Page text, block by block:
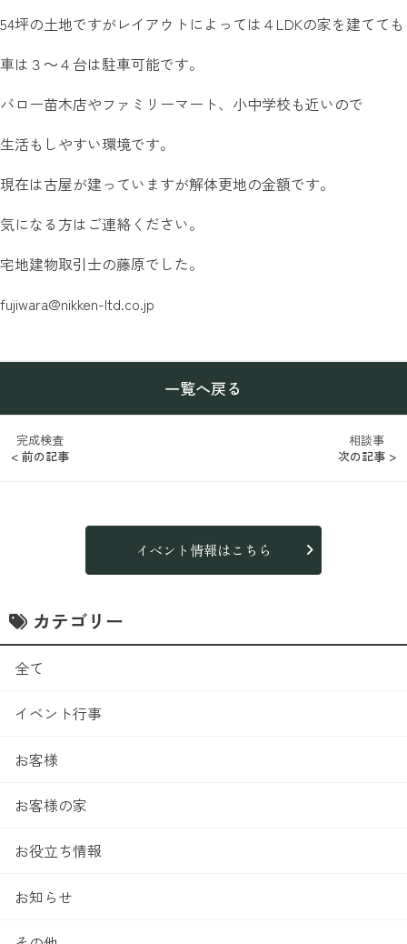
54坪の土地ですがレイアウトによっては４LDKの家を建てても
車は３～４台は駐車可能です。
バロー苗木店やファミリーマート、小中学校も近いので
生活もしやすい環境です。
現在は古屋が建っていますが解体更地の金額です。
気になる方はご連絡ください。
宅地建物取引士の藤原でした。
fujiwara@nikken-ltd.co.jp
< 前の記事
完成検査
一覧へ戻る
相談事
次の記事 >
イベント情報はこちら
カテゴリー
全て
イベント行事
お客様
お客様の家
お役立ち情報
お知らせ